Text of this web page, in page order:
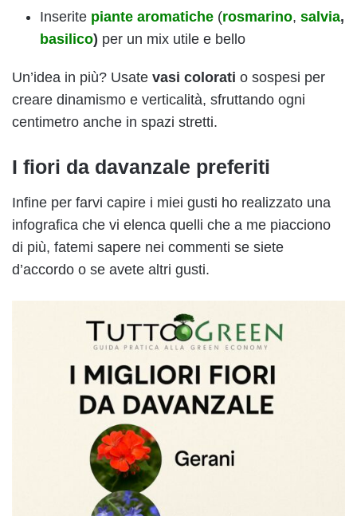
Inserite piante aromatiche (rosmarino, salvia,
basilico) per un mix utile e bello
Un’idea in più? Usate vasi colorati o sospesi per
creare dinamismo e verticalità, sfruttando ogni
centimetro anche in spazi stretti.
I fiori da davanzale preferiti
Infine per farvi capire i miei gusti ho realizzato una
infografica che vi elenca quelli che a me piacciono
di più, fatemi sapere nei commenti se siete
d’accordo o se avete altri gusti.